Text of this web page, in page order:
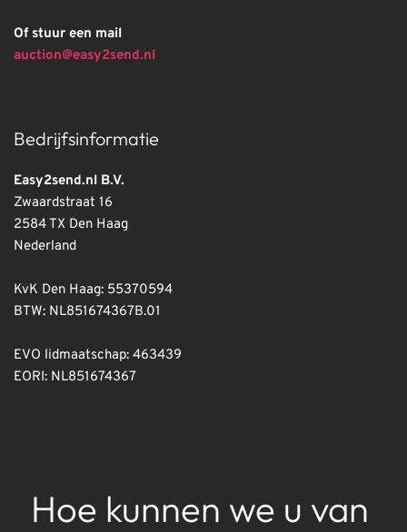
Of stuur een mail
auction@easy2send.nl
Bedrijfsinformatie
Easy2send.nl B.V.
Zwaardstraat 16
2584 TX Den Haag
Nederland
KvK Den Haag: 55370594
BTW: NL851674367B.01
EVO lidmaatschap: 463439
EORI: NL851674367
Hoe kunnen we u van